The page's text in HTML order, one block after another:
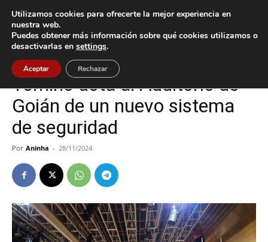
Inicio Cultura / Ocio
Cultura / Ocio Tomiño
Tomiño dota al Auditorio de
Goián de un nuevo sistema
de seguridad
Por Aninha - 28/11/2024
Utilizamos cookies para ofrecerte la mejor experiencia en
nuestra web.
Puedes obtener más información sobre qué cookies utilizamos o
desactivarlas en settings.
Aceptar Rechazar